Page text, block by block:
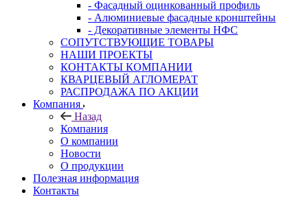
- Фасадный оцинкованный профиль
- Алюминиевые фасадные кронштейны
- Декоративные элементы НФС
СОПУТСТВУЮЩИЕ ТОВАРЫ
НАШИ ПРОЕКТЫ
КОНТАКТЫ КОМПАНИИ
КВАРЦЕВЫЙ АГЛОМЕРАТ
РАСПРОДАЖА ПО АКЦИИ
Компания
Назад
Компания
О компании
Новости
О продукции
Полезная информация
Контакты